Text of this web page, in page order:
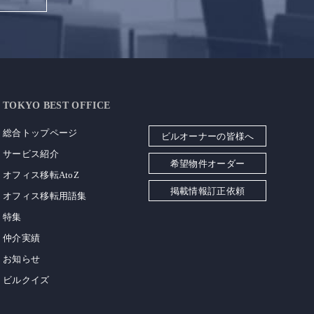
TOKYO BEST OFFICE
総合トップページ
サービス紹介
オフィス移転AtoZ
オフィス移転用語集
特集
仲介実績
お知らせ
ビルクイズ
ビルオーナーの皆様へ
希望物件オーダー
掲載情報訂正依頼